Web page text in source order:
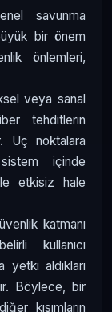
savunma
bir önem
önlemleri,
veya sanal
tehditlerin
Uç noktalara
içinde
etkisiz hale
katmanı
kullanıcı
yetki aldıkları
Böylece, bir
kısımların